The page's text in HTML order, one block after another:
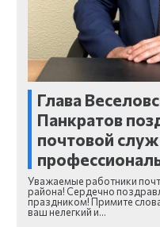
Глава
Панкратов
почтовой
Уважаемые работники
района! Сердечно
праздником! Примите
ваш нелегкий и…